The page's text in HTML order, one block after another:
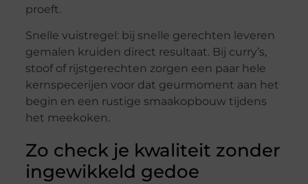
proeft.
Snelle vuistregel: bij snelle gerechten leveren
gemalen kruiden direct resultaat. Bij curry’s,
stoof of rijstgerechten zorgen een paar hele
kernspecerijen voor dat geurmoment aan het
begin en een rustige smaakopbouw tijdens
het meekoken.
Zo check je kwaliteit zonder
ingewikkeld gedoe